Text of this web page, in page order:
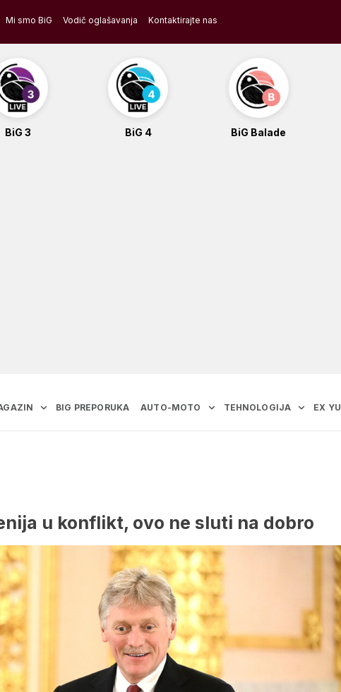
Mi smo BiG Vodič oglašavanja Kontaktirajte nas
BiG 3 BiG 4 BiG Balade
BIG PREPORUKA AUTO-MOTO TEHNOLOGIJA EX YU
u konflikt, ovo ne sluti na dobro